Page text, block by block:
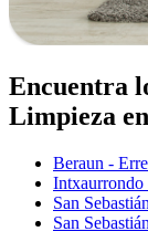
Encuentra
Limpieza
Beraun -
Intxaurrondo
San
San